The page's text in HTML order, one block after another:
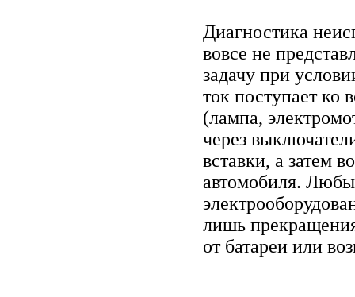
Диагностика
вовсе не
задачу при
ток поступает ко
(лампа,
через
вставки, а затем
автомобиля.
лишь
от батареи или